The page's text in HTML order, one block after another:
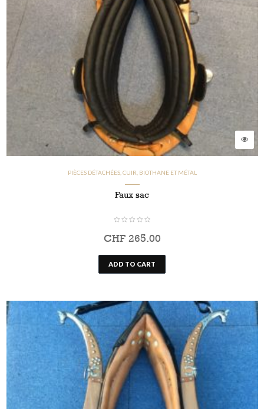
PIÈCES DÉTACHÉES, CUIR, BIOTHANE ET MÉTAL
Faux sac
CHF265.00
ADD TO CART